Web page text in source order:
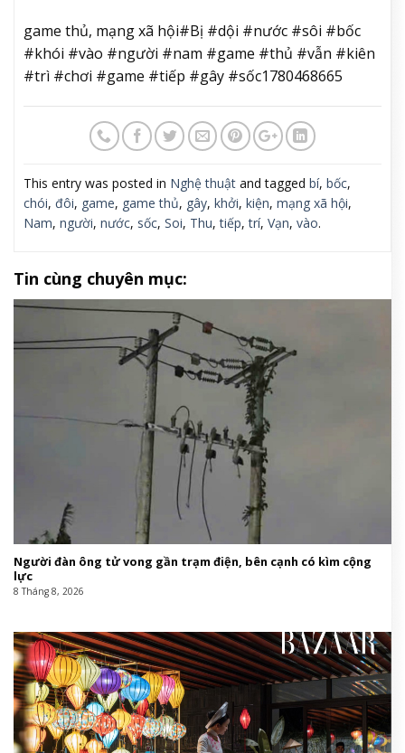
game thủ, mạng xã hội#Bị #dội #nước #sôi #bốc
#khói #vào #người #nam #game #thủ #vẫn #kiên
#trì #chơi #game #tiếp #gây #sốc1780468665
This entry was posted in Nghệ thuật and tagged bí, bốc,
chói, đôi, game, game thủ, gây, khởi, kiện, mạng xã hội,
Nam, người, nước, sốc, Soi, Thu,tiếp,trí, Vạn, vào.
Tin cùng chuyên mục:
Người đàn ông tử vong gần trạm điện, bên cạnh có kìm cộng
lực
8 Tháng 8, 2026